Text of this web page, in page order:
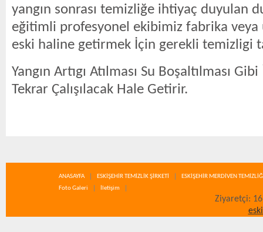
yangın sonrası temizliğe ihtiyaç duyulan
eğitimli profesyonel ekibimiz fabrika
eski haline getirmek İçin gerekli temizligi
Yangın Artıgı Atılması Su Boşaltılması
Tekrar Çalışılacak Hale Getirir.
ANASAYFA ESKİŞEHİR TEMİZLİK ŞİRKETİ
ESKİŞEHİR MERDİVEN
Foto Galeri
İletişim
Ziyaretçi: